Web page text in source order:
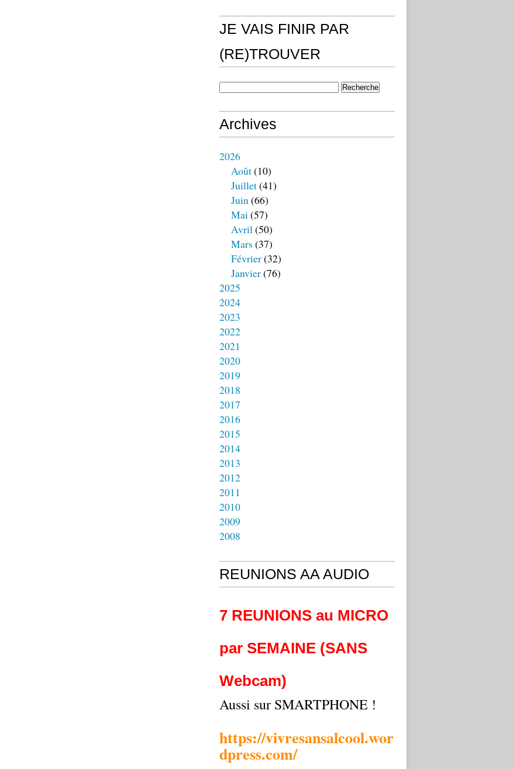
JE VAIS FINIR PAR
(RE)TROUVER
Archives
2026
Août(10)
Juillet(41)
Juin(66)
Mai(57)
Avril(50)
Mars (37)
Février(32)
Janvier(76)
2025
2024
2023
2022
2021
2020
2019
2018
2017
2016
2015
2014
2013
2012
2011
2010
2009
2008
REUNIONS AA AUDIO
7 REUNIONS au MICRO
par SEMAINE (SANS
Webcam)
Aussi sur SMARTPHONE !
https://vivresansalcool.wor
dpress.com/